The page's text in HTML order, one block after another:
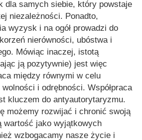
dla samych siebie, który powstaje
niezależności. Ponadto,
wyzysk i na ogół prowadzi do
nierówności, ubóstwa i
Mówiąc inaczej, istotą
ją pozytywnie) jest więc
między równymi w celu
i odrębności. Współpraca
kluczem do antyautorytaryzmu.
możemy rozwijać i chronić swoją
wartość jako wyjątkowych
wzbogacamy nasze życie i